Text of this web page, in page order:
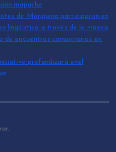
mapuche
de Mariquina participaron en
lingüística a través de la música
de encuentros comunitarios en
profundizará enel